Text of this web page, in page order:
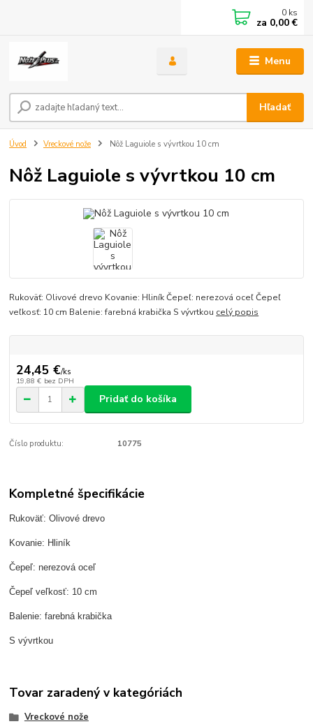
Menu
Hľadať
0 ks
za 0,00 €
Úvod Vreckové nože Nôž Laguiole s vývrtkou 10 cm
Nôž Laguiole s vývrtkou 10 cm
Rukoväť: Olivové drevo Kovanie: Hliník Čepeľ: nerezová oceľ Čepeľ
veľkosť: 10 cm Balenie: farebná krabička S vývrtkou celý popis
24,45 €/ks
19,88 € bez DPH
Pridať do košíka
Číslo produktu: 10775
Kompletné špecifikácie
Rukoväť: Olivové drevo
Kovanie: Hliník
Čepeľ: nerezová oceľ
Čepeľ veľkosť: 10 cm
Balenie: farebná krabička
S vývrtkou
Tovar zaradený v kategóriách
Vreckové nože